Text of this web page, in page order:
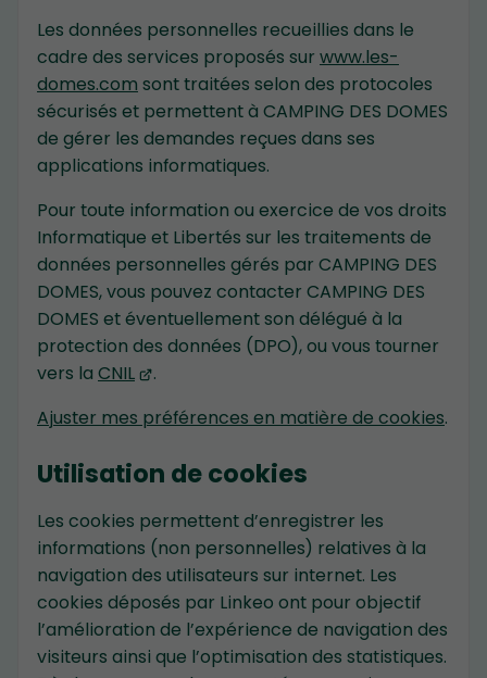
Les données personnelles recueillies dans le
cadre des services proposés sur www.les-
domes.com sont traitées selon des protocoles
sécurisés et permettent à CAMPING DES DOMES
de gérer les demandes reçues dans ses
applications informatiques.
Pour toute information ou exercice de vos droits
Informatique et Libertés sur les traitements de
données personnelles gérés par CAMPING DES
DOMES, vous pouvez contacter CAMPING DES
DOMES et éventuellement son délégué à la
protection des données (DPO), ou vous tourner
vers la CNIL
.
Ajuster mes préférences en matière de cookies.
Utilisation de cookies
Les cookies permettent d’enregistrer les
informations (non personnelles) relatives à la
navigation des utilisateurs sur internet. Les
cookies déposés par Linkeo ont pour objectif
l’amélioration de l’expérience de navigation des
visiteurs ainsi que l’optimisation des statistiques.